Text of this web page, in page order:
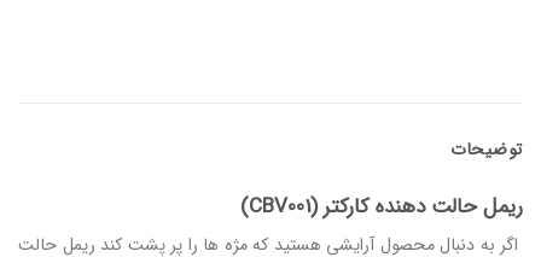
توضیحات
ریمل حالت دهنده کارکتر (CBV001)
اگر به دنبال محصول آرایشی هستید که مژه ها را پر پشت کند ریمل حالت